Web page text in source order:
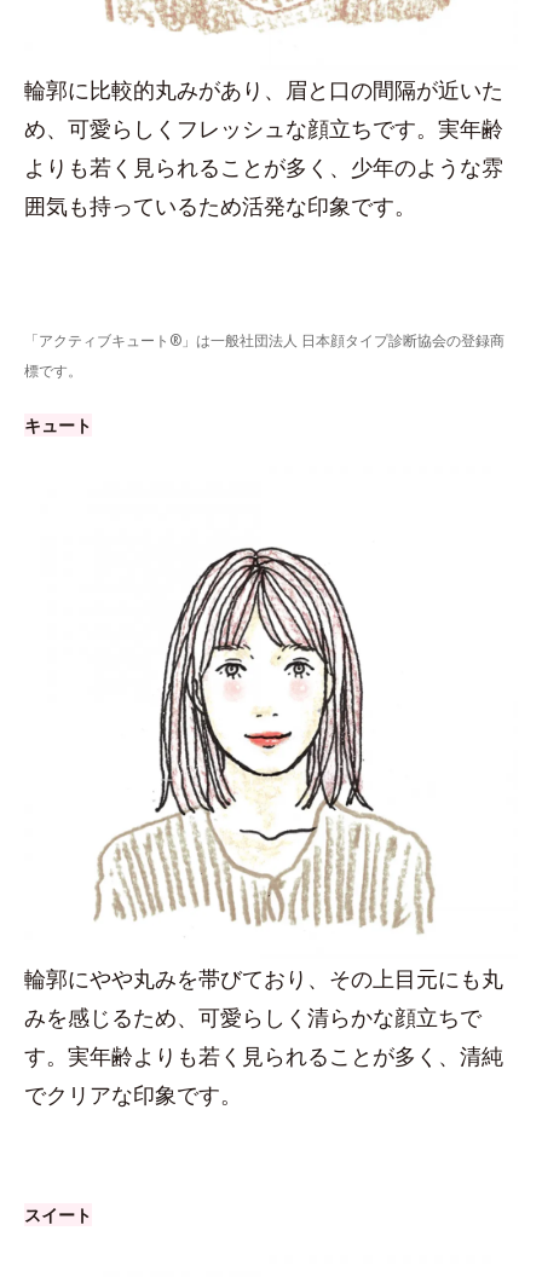
輪郭に比較的丸みがあり、眉と口の間隔が近いた
め、可愛らしくフレッシュな顔立ちです。実年齢
よりも若く見られることが多く、少年のような雰
囲気も持っているため活発な印象です。
「アクティブキュート®」は一般社団法人 日本顔タイプ診断協会の登録商
標です。
キュート
輪郭にやや丸みを帯びており、その上目元にも丸
みを感じるため、可愛らしく清らかな顔立ちで
す。実年齢よりも若く見られることが多く、清純
でクリアな印象です。
スイート